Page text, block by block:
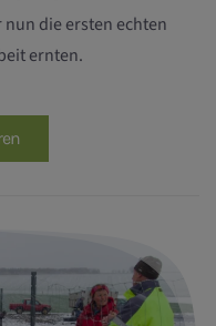
die ersten echten
ernten.